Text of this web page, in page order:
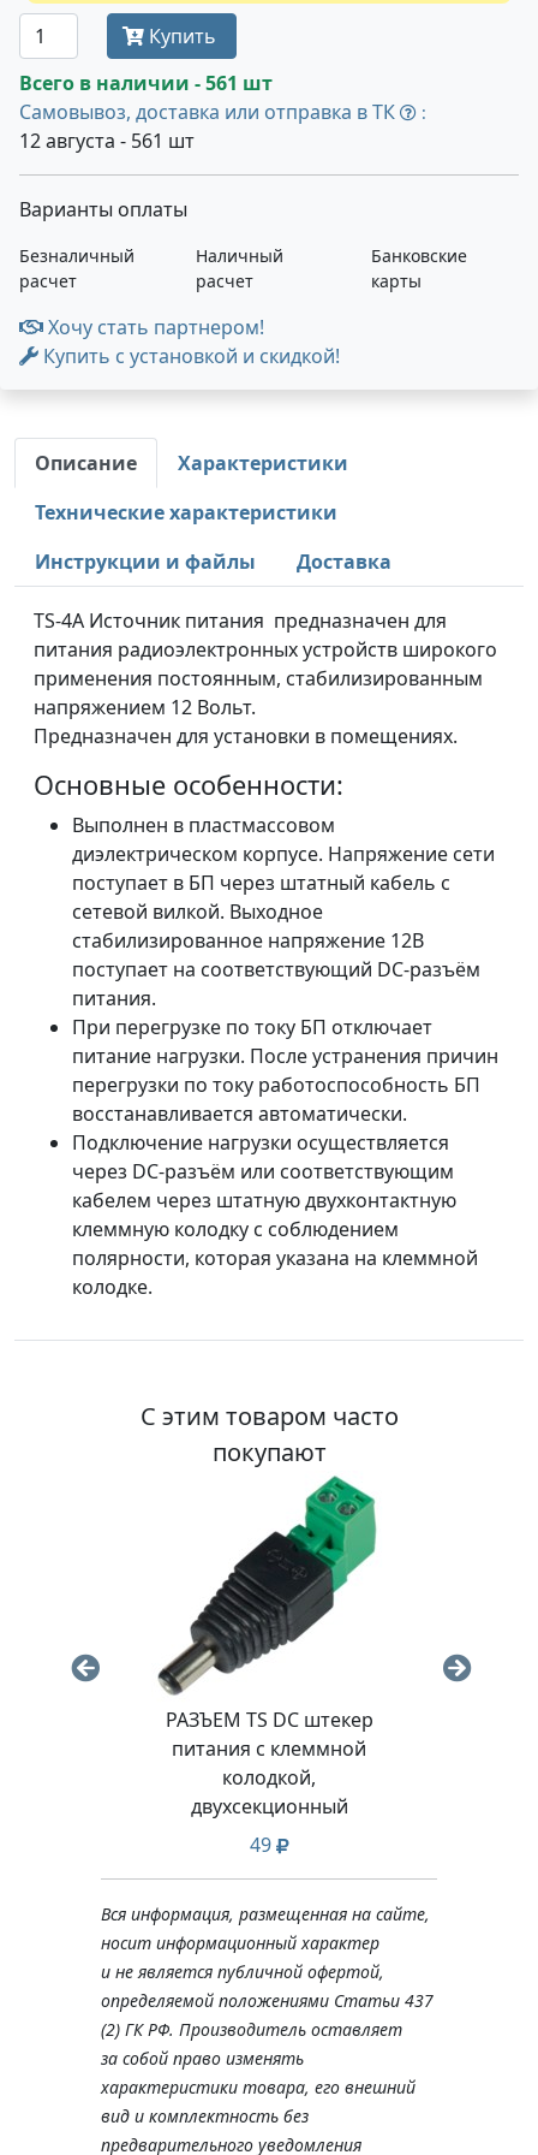
Купить
Всего в наличии - 561 шт
Самовывоз, доставка или отправка в ТК
:
12 августа - 561 шт
Варианты оплаты
Безналичный
расчет
Наличный
расчет
Банковские
карты
Хочу стать партнером!
Купить с установкой и скидкой!
Описание
Характеристики
Технические характеристики
Инструкции и файлы
Доставка
TS-4A Источник питания предназначен для
питания радиоэлектронных устройств широкого
применения постоянным, стабилизированным
напряжением 12 Вольт.
Предназначен для установки в помещениях.
Основные особенности:
Выполнен в пластмассовом
диэлектрическом корпусе. Напряжение сети
поступает в БП через штатный кабель с
сетевой вилкой. Выходное
стабилизированное напряжение 12В
поступает на соответствующий DC-разъём
питания.
При перегрузке по току БП отключает
питание нагрузки. После устранения причин
перегрузки по току работоспособность БП
восстанавливается автоматически.
Подключение нагрузки осуществляется
через DC-разъём или соответствующим
кабелем через штатную двухконтактную
клеммную колодку с соблюдением
полярности, которая указана на клеммной
колодке.
С этим товаром часто
покупают
РАЗЪЕМ TS DC штекер
питания с клеммной
колодкой,
двухсекционный
49
Вся информация, размещенная на сайте,
носит информационный характер
и не является публичной офертой,
определяемой положениями Статьи 437
(2) ГК РФ. Производитель оставляет
за собой право изменять
характеристики товара, его внешний
вид и комплектность без
предварительного уведомления